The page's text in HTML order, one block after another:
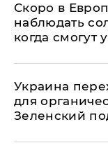
Скоро в
наблюдать
когда смогут
Украина
для
Зеленский